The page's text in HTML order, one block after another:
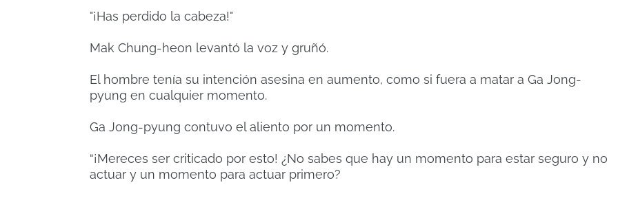
"¡Has perdido la cabeza!"
Mak Chung-heon levantó la voz y gruñó.
El hombre tenía su intención asesina en aumento, como si fuera a matar a Ga Jong-
pyung en cualquier momento.
Ga Jong-pyung contuvo el aliento por un momento.
“¡Mereces ser criticado por esto! ¿No sabes que hay un momento para estar seguro y no
actuar y un momento para actuar primero?